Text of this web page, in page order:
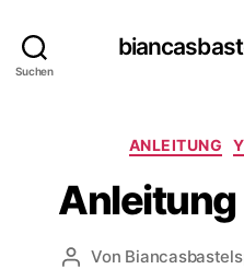
Suchen
ANLEITUNG
Beitragsautor
Von